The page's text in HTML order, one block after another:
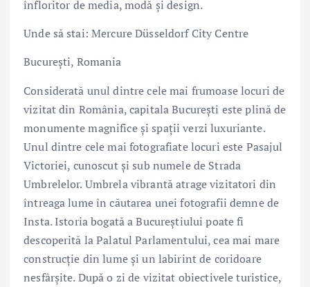
înfloritor de media, modă și design.
Unde să stai: Mercure Düsseldorf City Centre
București, Romania
Considerată unul dintre cele mai frumoase locuri de
vizitat din România, capitala București este plină de
monumente magnifice și spații verzi luxuriante.
Unul dintre cele mai fotografiate locuri este Pasajul
Victoriei, cunoscut și sub numele de Strada
Umbrelelor. Umbrela vibrantă atrage vizitatori din
întreaga lume în căutarea unei fotografii demne de
Insta. Istoria bogată a Bucureștiului poate fi
descoperită la Palatul Parlamentului, cea mai mare
construcție din lume și un labirint de coridoare
nesfârșite. După o zi de vizitat obiectivele turistice,